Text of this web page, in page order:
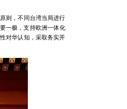
则，不同台湾当局进行
一极，支持欧洲一体化
对华认知，采取务实开